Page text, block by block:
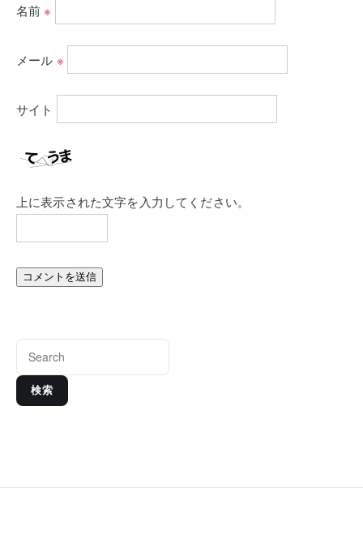
名前※
メール ※
サイト
上に表示された文字を入力してください。
検索